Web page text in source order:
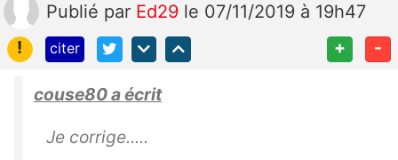
Publié par Ed29 le 07/11/2019 à 19h47
!
citer + -
couse80 a écrit
Je corrige.....